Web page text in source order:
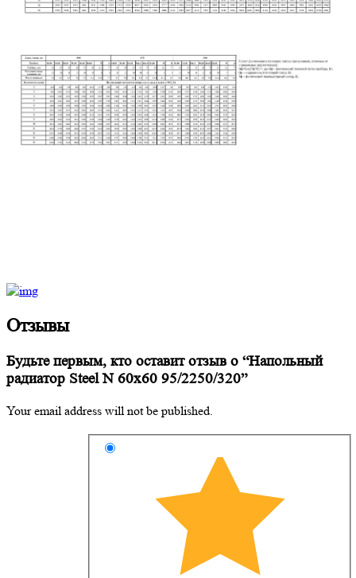
Отзывы
Будьте первым, кто оставит отзыв о “Напольный
радиатор Steel N 60х60 95/2250/320”
Your email address will not be published.